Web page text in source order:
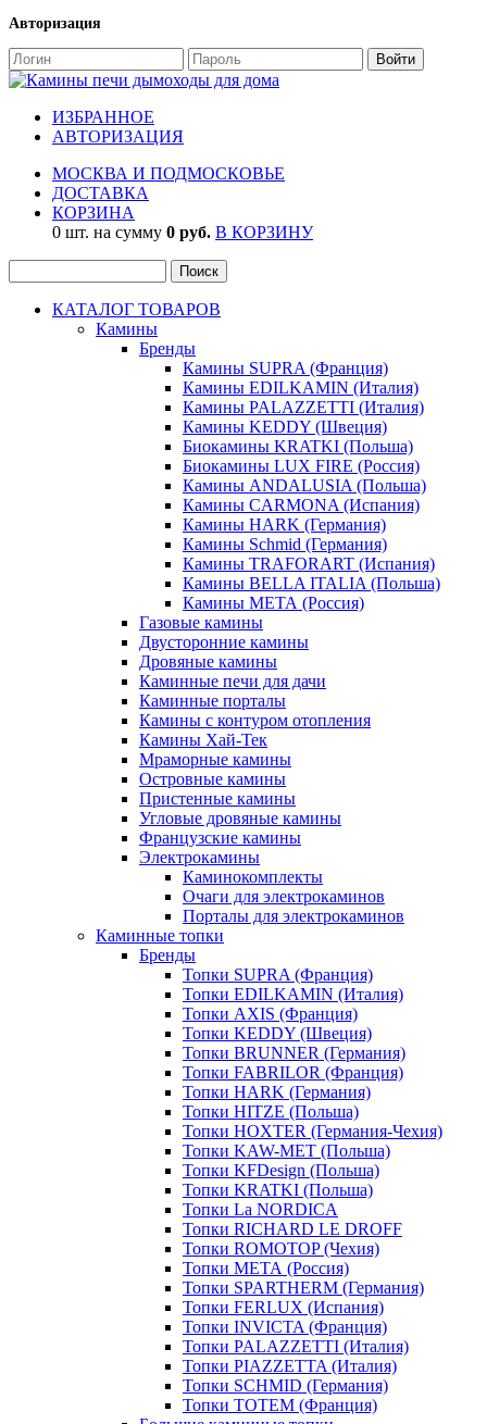
Авторизация
ИЗБРАННОЕ
АВТОРИЗАЦИЯ
МОСКВА И ПОДМОСКОВЬЕ
ДОСТАВКА
КОРЗИНА
0 шт. на сумму 0 руб. В КОРЗИНУ
КАТАЛОГ ТОВАРОВ
Камины
Бренды
Камины SUPRA (Франция)
Камины EDILKAMIN (Италия)
Камины PALAZZETTI (Италия)
Камины KEDDY (Швеция)
Биокамины KRATKI (Польша)
Биокамины LUX FIRE (Россия)
Камины ANDALUSIA (Польша)
Камины CARMONA (Испания)
Камины HARK (Германия)
Камины Schmid (Германия)
Камины TRAFORART (Испания)
Камины BELLA ITALIA (Польша)
Камины МЕТА (Россия)
Газовые камины
Двусторонние камины
Дровяные камины
Каминные печи для дачи
Каминные порталы
Камины с контуром отопления
Камины Хай-Тек
Мраморные камины
Островные камины
Пристенные камины
Угловые дровяные камины
Французские камины
Электрокамины
Каминокомплекты
Очаги для электрокаминов
Порталы для электрокаминов
Каминные топки
Бренды
Топки SUPRA (Франция)
Топки EDILKAMIN (Италия)
Топки AXIS (Франция)
Топки KEDDY (Швеция)
Топки BRUNNER (Германия)
Топки FABRILOR (Франция)
Топки HARK (Германия)
Топки HITZE (Польша)
Топки HOXTER (Германия-Чехия)
Топки KAW-MET (Польша)
Топки KFDesign (Польша)
Топки KRATKI (Польша)
Топки La NORDICA
Топки RICHARD LE DROFF
Топки ROMOTOP (Чехия)
Топки МЕТА (Россия)
Топки SPARTHERM (Германия)
Топки FERLUX (Испания)
Топки INVICTA (Франция)
Топки PALAZZETTI (Италия)
Топки PIAZZETTA (Италия)
Топки SCHMID (Германия)
Топки TOTEM (Франция)